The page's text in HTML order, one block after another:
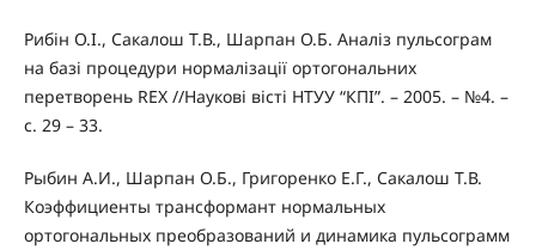
Рибін О.І., Сакалош Т.В., Шарпан О.Б. Аналіз пульсограм
на базі процедури нормалізації ортогональних
перетворень REX //Наукові вісті НТУУ “КПІ”. – 2005. – №4. –
с. 29 – 33.
Рыбин А.И., Шарпан О.Б., Григоренко Е.Г., Сакалош Т.В.
Коэффициенты трансформант нормальных
ортогональных преобразований и динамика пульсограмм